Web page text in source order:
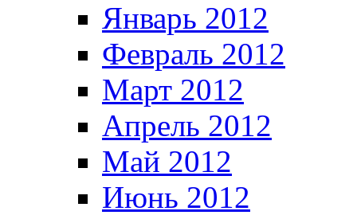
Январь 2012
Февраль 2012
Март 2012
Апрель 2012
Май 2012
Июнь 2012